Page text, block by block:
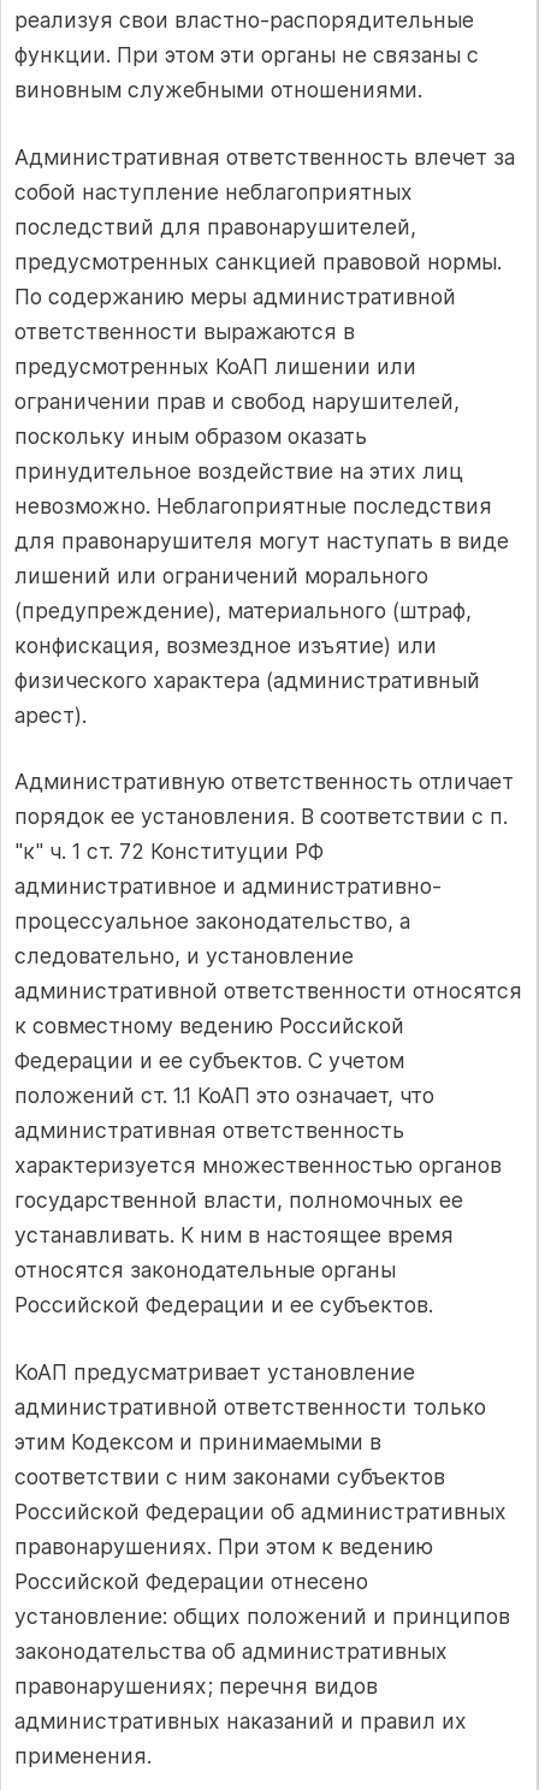
реализуя свои властно-распорядительные
функции. При этом эти органы не связаны с
виновным служебными отношениями.
Административная ответственность влечет за
собой наступление неблагоприятных
последствий для правонарушителей,
предусмотренных санкцией правовой нормы.
По содержанию меры административной
ответственности выражаются в
предусмотренных КоАП лишении или
ограничении прав и свобод нарушителей,
поскольку иным образом оказать
принудительное воздействие на этих лиц
невозможно. Неблагоприятные последствия
для правонарушителя могут наступать в виде
лишений или ограничений морального
(предупреждение), материального (штраф,
конфискация, возмездное изъятие) или
физического характера (административный
арест).
Административную ответственность отличает
порядок ее установления. В соответствии с п.
"к" ч. 1 ст. 72 Конституции РФ
административное и административно-
процессуальное законодательство, а
следовательно, и установление
административной ответственности относятся
к совместному ведению Российской
Федерации и ее субъектов. С учетом
положений ст. 1.1 КоАП это означает, что
административная ответственность
характеризуется множественностью органов
государственной власти, полномочных ее
устанавливать. К ним в настоящее время
относятся законодательные органы
Российской Федерации и ее субъектов.
КоАП предусматривает установление
административной ответственности только
этим Кодексом и принимаемыми в
соответствии с ним законами субъектов
Российской Федерации об административных
правонарушениях. При этом к ведению
Российской Федерации отнесено
установление: общих положений и принципов
законодательства об административных
правонарушениях; перечня видов
административных наказаний и правил их
применения.